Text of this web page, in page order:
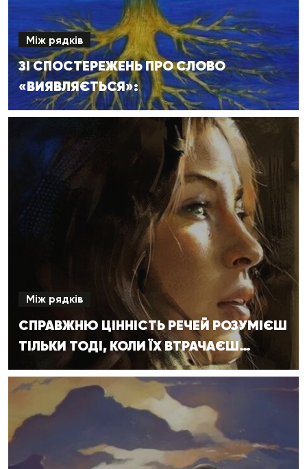
Між рядків
ЗІ СПОСТЕРЕЖЕНЬ ПРО СЛОВО
«ВИЯВЛЯЄТЬСЯ»:
Між рядків
СПРАВЖНЮ ЦІННІСТЬ РЕЧЕЙ РОЗУМІЄШ
ТІЛЬКИ ТОДІ, КОЛИ ЇХ ВТРАЧАЄШ…